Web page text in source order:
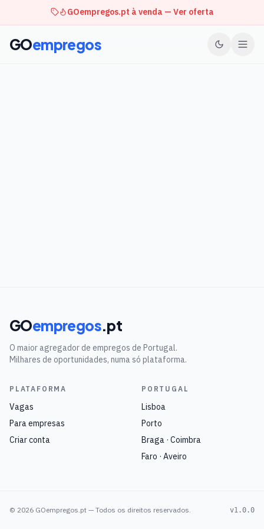
GOempregos.pt à venda — Ver oferta
GOempregos
GOempregos.pt
O maior agregador de empregos de Portugal.
Milhares de oportunidades, numa só plataforma.
PLATAFORMA
Vagas
Para empresas
Criar conta
PORTUGAL
Lisboa
Porto
Braga · Coimbra
Faro · Aveiro
© 2026 GOempregos.pt — Todos os direitos reservados. v1.0.0